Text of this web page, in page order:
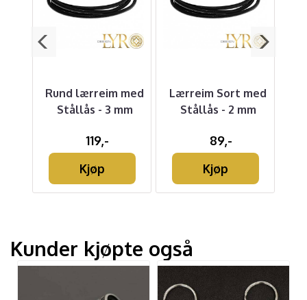
Rund lærreim med
Stållås - 3 mm
119,-
Kjøp
Lærreim Sort med
Stållås - 2 mm
89,-
Kjøp
Kunder kjøpte også